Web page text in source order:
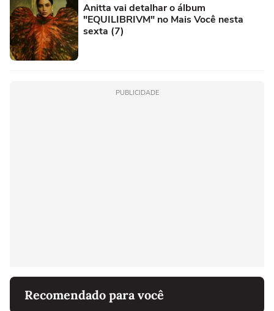
Anitta vai detalhar o álbum
"EQUILIBRIVM" no Mais Você nesta
sexta (7)
PUBLICIDADE
Recomendado para você